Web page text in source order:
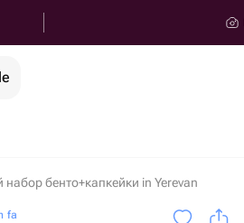
набор бенто+капкейки in Yerevan
fa